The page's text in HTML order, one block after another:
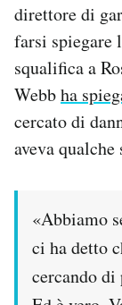
direttore di
farsi spiegare
squalifica a
Webbha
cercato di
aveva qualche
«Abbiamo
ci ha detto
cercando di